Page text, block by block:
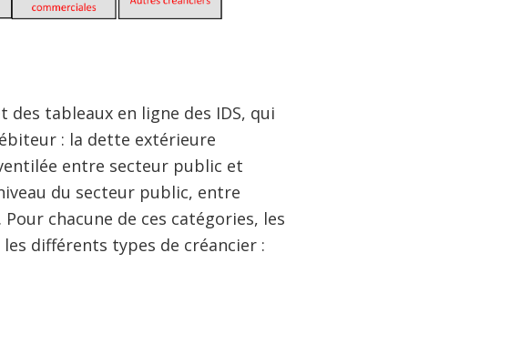
des tableaux en ligne des IDS, qui
: la dette extérieure
entre secteur public et
du secteur public, entre
chacune de ces catégories, les
différents types de créancier :